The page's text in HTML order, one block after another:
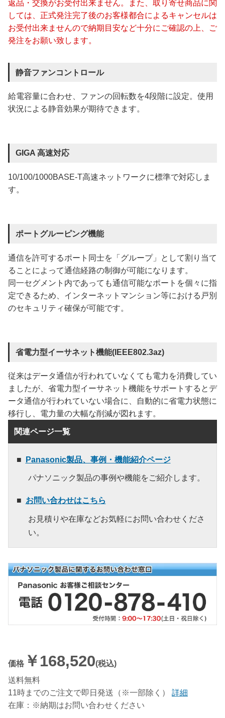
返品・交換がお受付出来ません。また、取り寄せ商品に関
しては、正式発注完了後のお客様都合によるキャンセルは
お受付出来ませんので納期目安など十分にご確認の上、ご
発注をお願い致します。
静音ファンコントロール
給電容量に合わせ、ファンの回転数を4段階に設定。使用
状況による静音効果が期待できます。
GIGA 高速対応
10/100/1000BASE-T高速ネットワークに標準で対応しま
す。
ポートグルーピング機能
通信を許可するポート同士を「グループ」として割り当て
ることによって通信経路の制御が可能になります。
同一セグメント内であっても通信可能なポートを個々に指
定できるため、インターネットマンション等における戸別
のセキュリティ確保が可能です。
省電力型イーサネット機能(IEEE802.3az)
従来はデータ通信が行われていなくても電力を消費してい
ましたが、省電力型イーサネット機能をサポートするとデ
ータ通信が行われていない場合に、自動的に省電力状態に
移行し、電力量の大幅な削減が図れます。
関連ページ一覧
Panasonic製品、事例・機能紹介ページ
パナソニック製品の事例や機能をご紹介します。
お問い合わせはこちら
お見積りや在庫などお気軽にお問い合わせくださ
い。
価格 ￥168,520(税込)
送料無料
11時までのご注文で即日発送（※一部除く）
詳細
在庫：※納期はお問い合わせください